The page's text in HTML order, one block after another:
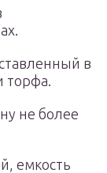
в
торфа.
не более
емкость